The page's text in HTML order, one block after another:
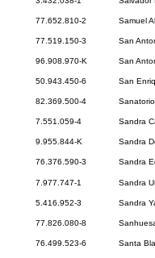
77.652.810-2 Samuel
77.519.150-3 San
96.908.970-K San
50.943.450-6 San
82.369.500-4
7.551.059-4 Sandra
9.955.844-K Sandra
76.376.590-3 Sandra
7.977.747-1 Sandra
5.416.952-3 Sandra
77.826.080-8
76.499.523-6 Santa